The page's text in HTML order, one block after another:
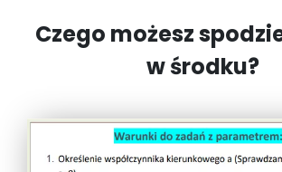
Czego możesz
w środku?